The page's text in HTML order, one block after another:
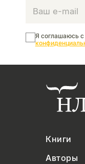
Я соглашаюсь с
Книги
Авторы